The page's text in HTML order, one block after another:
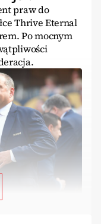
praw do
Thrive Eternal
Po mocnym